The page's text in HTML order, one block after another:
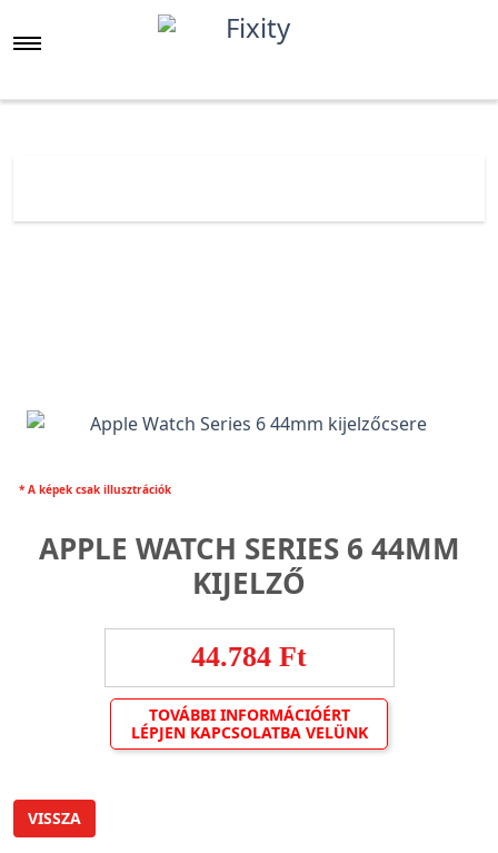
* A képek csak illusztrációk
APPLE WATCH SERIES 6 44MM
KIJELZŐ
44.784 Ft
TOVÁBBI INFORMÁCIÓÉRT
LÉPJEN KAPCSOLATBA VELÜNK
VISSZA